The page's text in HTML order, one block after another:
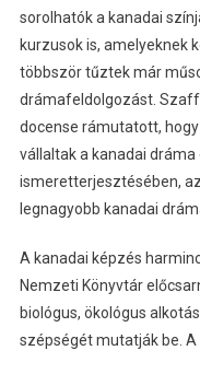
sorolhatók a kanadai
kurzusok is, amelyeknek
többször tűztek már
drámafeldolgozást.
docense rámutatott,
vállaltak a kanadai
ismeretterjesztésében,
legnagyobb kanadai
A kanadai képzés
Nemzeti Könyvtár
biológus, ökológus
szépségét mutatják be.